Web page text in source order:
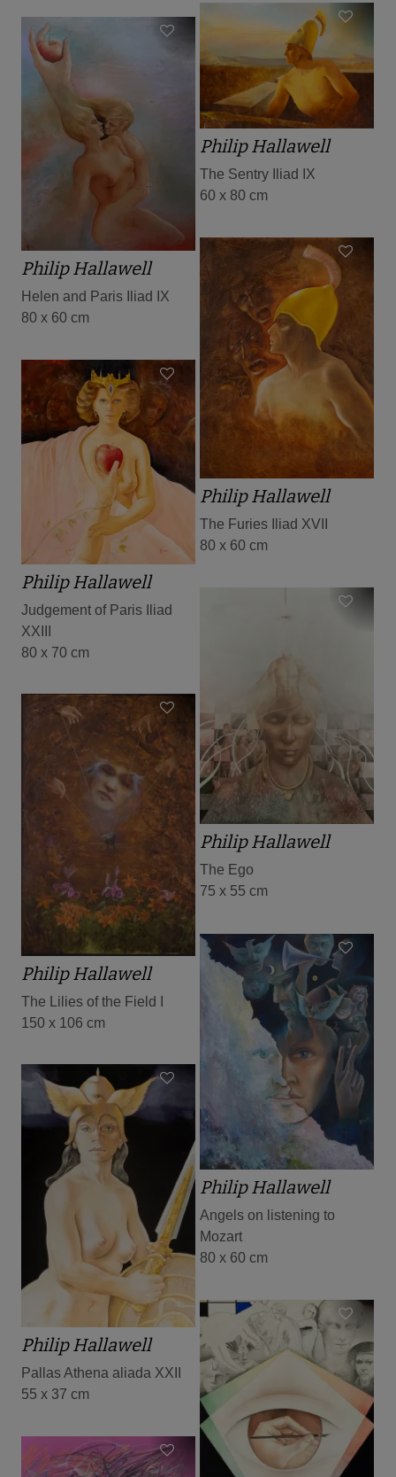
Philip Hallawell
The Sentry Iliad IX
60 x 80 cm
Philip Hallawell
Helen and Paris Iliad IX
80 x 60 cm
Philip Hallawell
The Furies Iliad XVII
80 x 60 cm
Philip Hallawell
Judgement of Paris Iliad
XXIII
80 x 70 cm
Philip Hallawell
The Ego
75 x 55 cm
Philip Hallawell
The Lilies of the Field I
150 x 106 cm
Philip Hallawell
Angels on listening to
Mozart
80 x 60 cm
Philip Hallawell
Pallas Athena aliada XXII
55 x 37 cm